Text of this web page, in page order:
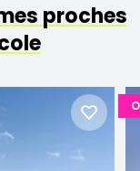
proches